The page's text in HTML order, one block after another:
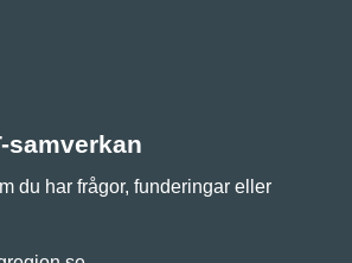
samverkan
du har frågor, funderingar eller